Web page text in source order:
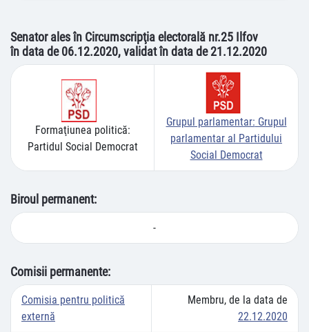
Senator ales în Circumscripţia electorală nr.25 Ilfov
în data de 06.12.2020, validat în data de 21.12.2020
Formaţiunea politică:
Partidul Social Democrat
Grupul parlamentar: Grupul
parlamentar al Partidului
Social Democrat
Biroul permanent:
-
Comisii permanente:
Comisia pentru politică
externă
Membru, de la data de
22.12.2020